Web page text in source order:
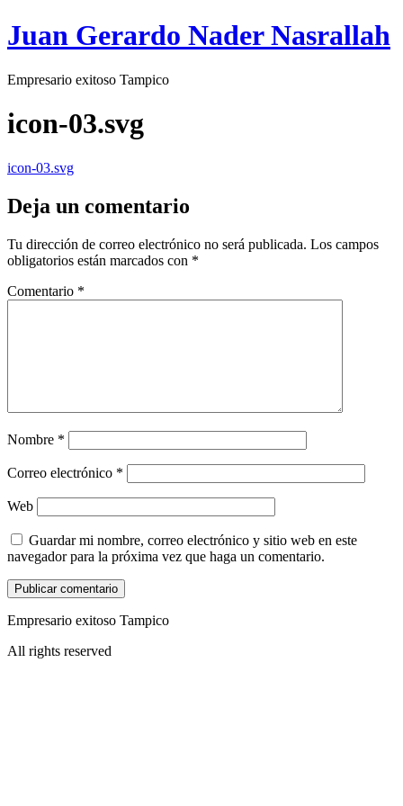
Juan Gerardo Nader Nasrallah
Empresario exitoso Tampico
icon-03.svg
icon-03.svg
Deja un comentario
Tu dirección de correo electrónico no será publicada. Los campos
obligatorios están marcados con *
Comentario *
Nombre *
Correo electrónico *
Web
Guardar mi nombre, correo electrónico y sitio web en este
navegador para la próxima vez que haga un comentario.
Empresario exitoso Tampico
All rights reserved